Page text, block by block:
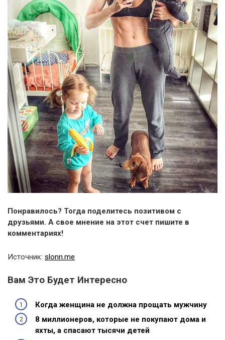
Понравилось? Тогда поделитесь позитивом с
друзьями. А свое мнение на этот счет пишите в
комментариях!
Источник: slonn.me
Вам Это Будет Интересно
Когда женщина не должна прощать мужчину
8 миллионеров, которые не покупают дома и
яхты, а спасают тысячи детей